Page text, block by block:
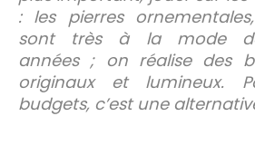
: les pierres
sont très à la mode
années ; on réalise des
originaux et lumineux.
budgets, c’est une